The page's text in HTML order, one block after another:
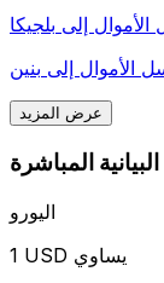
الأموال إلى بلجيكا
الأموال إلى بنين
عرض المزيد
اليورو
1 USD يساوي